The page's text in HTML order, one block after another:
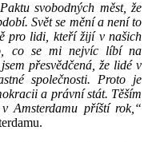
svobodných měst, že
Svět se mění a není to
pro lidi, kteří žijí v našich
co se mi nejvíc líbí na
přesvědčená, že lidé v
společnosti. Proto je
a právní stát. Těším
Amsterdamu příští rok,“